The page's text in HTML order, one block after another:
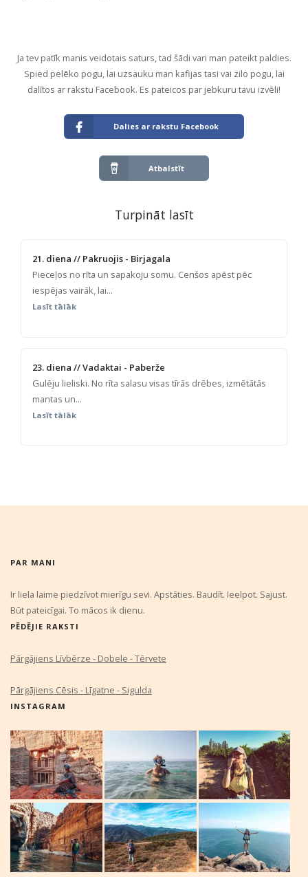
Ja tev patīk manis veidotais saturs, tad šādi vari man pateikt paldies.
Spied pelēko pogu, lai uzsauku man kafijas tasi vai zilo pogu, lai
dalītos ar rakstu Facebook. Es pateicos par jebkuru tavu izvēli!
Dalies ar rakstu Facebook
Atbalstīt
Turpināt lasīt
21. diena // Pakruojis - Birjagala
Pieceļos no rīta un sapakoju somu. Cenšos apēst pēc
iespējas vairāk, lai...
Lasīt tālāk
23. diena // Vadaktai - Paberže
Gulēju lieliski. No rīta salasu visas tīrās drēbes, izmētātās
mantas un...
Lasīt tālāk
PAR MANI
Ir liela laime piedzīvot mierīgu sevi. Apstāties. Baudīt. Ieelpot. Sajust.
Būt pateicīgai. To mācos ik dienu.
PĒDĒJIE RAKSTI
Pārgājiens Līvbērze - Dobele - Tērvete
Pārgājiens Cēsis - Līgatne - Sigulda
INSTAGRAM